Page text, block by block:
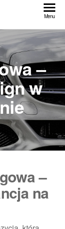
Menu
–
w
–
na